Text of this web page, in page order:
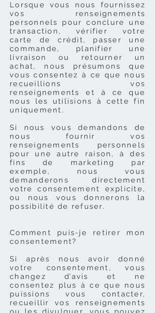
Lorsque vous nous fournissez
vos renseignements
personnels pour conclure une
transaction, vérifier votre
carte de crédit, passer une
commande, planifier une
livraison ou retourner un
achat, nous présumons que
vous consentez à ce que nous
recueillions vos
renseignements et à ce que
nous les utilisions à cette fin
uniquement.
Si nous vous demandons de
nous fournir vos
renseignements personnels
pour une autre raison, à des
fins de marketing par
exemple, nous vous
demanderons directement
votre consentement explicite,
ou nous vous donnerons la
possibilité de refuser.
Comment puis-je retirer mon
consentement?
Si après nous avoir donné
votre consentement, vous
changez d’avis et ne
consentez plus à ce que nous
puissions vous contacter,
recueillir vos renseignements